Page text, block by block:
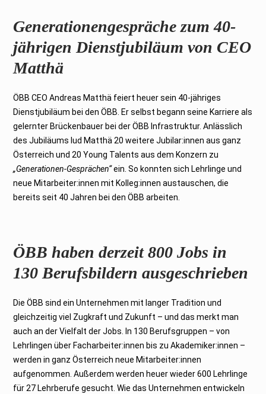
Generationengespräche zum 40-
jährigen Dienstjubiläum von CEO
Matthä
ÖBB CEO Andreas Matthä feiert heuer sein 40-jähriges
Dienstjubiläum bei den ÖBB. Er selbst begann seine Karriere als
gelernter Brückenbauer bei der ÖBB Infrastruktur. Anlässlich
des Jubiläums lud Matthä 20 weitere Jubilar:innen aus ganz
Österreich und 20 Young Talents aus dem Konzern zu
„Generationen-Gesprächen“ein. So konnten sich Lehrlinge und
neue Mitarbeiter:innen mit Kolleg:innen austauschen, die
bereits seit 40 Jahren bei den ÖBB arbeiten.
ÖBB haben derzeit 800 Jobs in
130 Berufsbildern ausgeschrieben
Die ÖBB sind ein Unternehmen mit langer Tradition und
gleichzeitig viel Zugkraft und Zukunft – und das merkt man
auch an der Vielfalt der Jobs. In 130 Berufsgruppen – von
Lehrlingen über Facharbeiter:innen bis zu Akademiker:innen –
werden in ganz Österreich neue Mitarbeiter:innen
aufgenommen. Außerdem werden heuer wieder 600 Lehrlinge
für 27 Lehrberufe gesucht. Wie das Unternehmen entwickeln